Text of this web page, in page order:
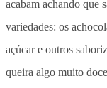
acabam achando que
variedades: os
açúcar e outros
queira algo muito